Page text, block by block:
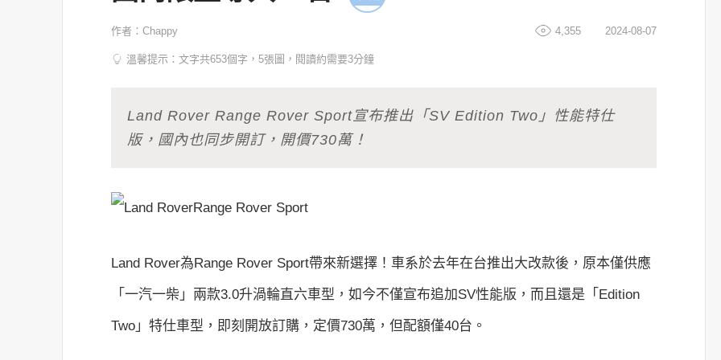
作者：Chappy 2024-08-07
4,355
溫馨提示：文字共653個字，5張圖，閱讀約需要3分鐘
Land Rover Range Rover Sport宣布推出「SV Edition Two」性能特仕
版，國內也同步開訂，開價730萬！
Land Rover為Range Rover Sport帶來新選擇！車系於去年在台推出大改款後，原本僅供應
「一汽一柴」兩款3.0升渦輪直六車型，如今不僅宣布追加SV性能版，而且還是「Edition
Two」特仕車型，即刻開放訂購，定價730萬，但配額僅40台。